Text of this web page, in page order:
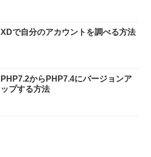
XDで自分のアカウントを調べる方法
PHP7.2からPHP7.4にバージョンア
ップする方法